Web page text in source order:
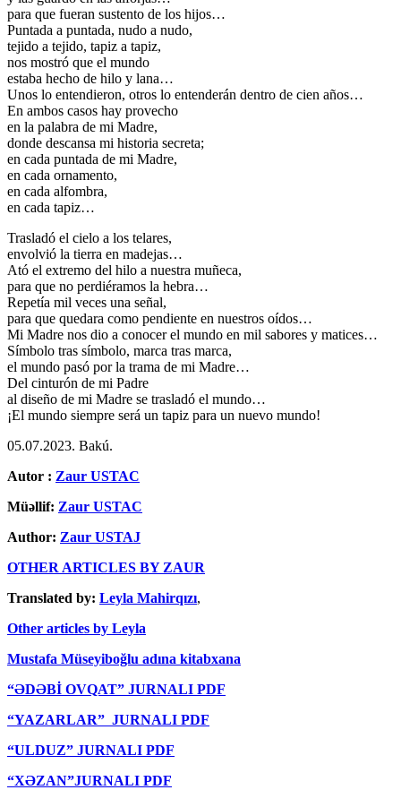
para que fueran sustento de los hijos…
Puntada a puntada, nudo a nudo,
tejido a tejido, tapiz a tapiz,
nos mostró que el mundo
estaba hecho de hilo y lana…
Unos lo entendieron, otros lo entenderán dentro de cien años…
En ambos casos hay provecho
en la palabra de mi Madre,
donde descansa mi historia secreta;
en cada puntada de mi Madre,
en cada ornamento,
en cada alfombra,
en cada tapiz…
Trasladó el cielo a los telares,
envolvió la tierra en madejas…
Ató el extremo del hilo a nuestra muñeca,
para que no perdiéramos la hebra…
Repetía mil veces una señal,
para que quedara como pendiente en nuestros oídos…
Mi Madre nos dio a conocer el mundo en mil sabores y matices…
Símbolo tras símbolo, marca tras marca,
el mundo pasó por la trama de mi Madre…
Del cinturón de mi Padre
al diseño de mi Madre se trasladó el mundo…
¡El mundo siempre será un tapiz para un nuevo mundo!
05.07.2023. Bakú.
Autor : Zaur USTAC
Müəllif: Zaur USTAC
Author: Zaur USTAJ
OTHER ARTICLES BY ZAUR
Translated by: Leyla Mahirqızı,
Other articles by Leyla
Mustafa Müseyiboğlu adına kitabxana
“ƏDƏBİ OVQAT” JURNALI PDF
“YAZARLAR” JURNALI PDF
“ULDUZ” JURNALI PDF
“XƏZAN”JURNALI PDF